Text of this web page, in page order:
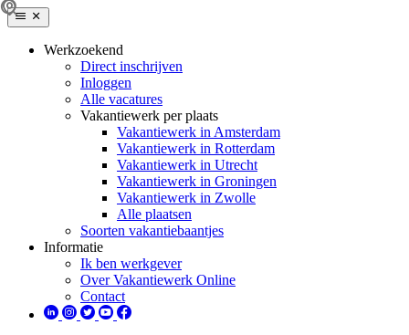
Werkzoekend
Direct inschrijven
Inloggen
Alle vacatures
Vakantiewerk per plaats
Vakantiewerk in Amsterdam
Vakantiewerk in Rotterdam
Vakantiewerk in Utrecht
Vakantiewerk in Groningen
Vakantiewerk in Zwolle
Alle plaatsen
Soorten vakantiebaantjes
Informatie
Ik ben werkgever
Over Vakantiewerk Online
Contact